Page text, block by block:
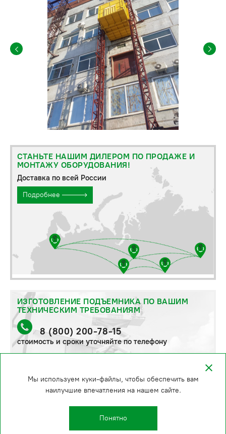
СТАНЬТЕ НАШИМ ДИЛЕРОМ ПО ПРОДАЖЕ И
МОНТАЖУ ОБОРУДОВАНИЯ!
Доставка по всей России
Подробнее
ИЗГОТОВЛЕНИЕ ПОДЪЕМНИКА ПО ВАШИМ
ТЕХНИЧЕСКИМ ТРЕБОВАНИЯМ
8 (800) 200-78-15
стоимость и сроки уточняйте по телефону
Мы используем куки-файлы, чтобы обеспечить вам
наилучшие впечатления на нашем сайте.
Понятно